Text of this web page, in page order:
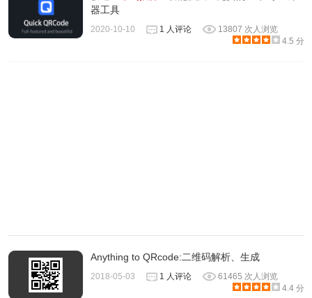
器工具
2020-10-10 1 人评论
13807 次人浏览
4.5 分
Anything to QRcode:二维码解析、生成
2018-05-03 1 人评论
61465 次人浏览
4.4 分